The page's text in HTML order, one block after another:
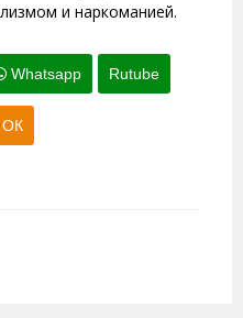
и наркоманией.
Whatsapp Rutube
ОК